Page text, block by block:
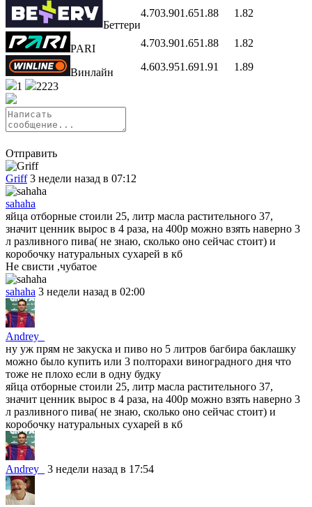
Беттери
4.703.901.651.88 1.82
PARI 4.703.901.651.88 1.82
Винлайн 4.603.951.691.91
1.89
1
2223
Отправить
Griff 3 недели назад в 07:12
sahaha
яйца отборные стоили 25, литр масла растительного 37,
значит ценник вырос в 4 раза, на 400р можно взять наверно 3
л разливного пива( не знаю, сколько оно сейчас стоит) и
коробочку натуральных сухарей в кб
Не свисти ,чубатое
sahaha 3 недели назад в 02:00
Andrey_
ну уж прям не закуска и пиво но 5 литров багбира баклашку
можно было купить или 3 полторахи виноградного дня что
тоже не плохо если в одну будку
яйца отборные стоили 25, литр масла растительного 37,
значит ценник вырос в 4 раза, на 400р можно взять наверно 3
л разливного пива( не знаю, сколько оно сейчас стоит) и
коробочку натуральных сухарей в кб
Andrey_ 3 недели назад в 17:54